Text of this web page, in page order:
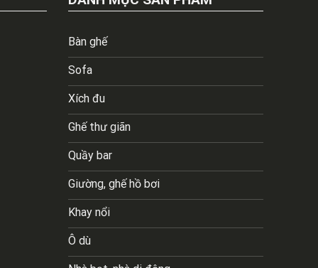
Bàn ghế
Sofa
Xích đu
Ghế thư giãn
Quầy bar
Giường, ghế hồ bơi
Khay nổi
Ô dù